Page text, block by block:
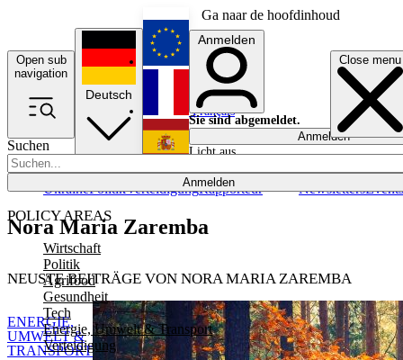
Ga naar de hoofdinhoud
Open sub
navigation
Close menu
Suchen
Anmelden
POLICY AREAS
Wirtschaft
Politik
Agrifood
Gesundheit
Tech
Energie, Umwelt & Transport
Verteidigung
UkrainePolitikVerteidigungRapporteur NewslettersEvents
Deutsch
English
Français
Anmelden
Sie sind abgemeldet.
Anmelden
Licht aus
Nora Maria Zaremba
NEUSTE BEITRÄGE VON NORA MARIA ZAREMBA
ENERGIE,
UMWELT &
TRANSPORT